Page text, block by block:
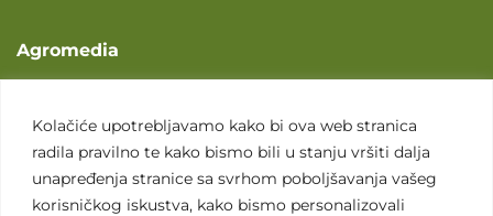
Kolačiće upotrebljavamo kako bi ova web stranica
radila pravilno te kako bismo bili u stanju vršiti dalja
unapređenja stranice sa svrhom poboljšavanja vašeg
korisničkog iskustva, kako bismo personalizovali
Agromedia
Svet poljoprivrede
Marketing usluge
Tražimo saradnike